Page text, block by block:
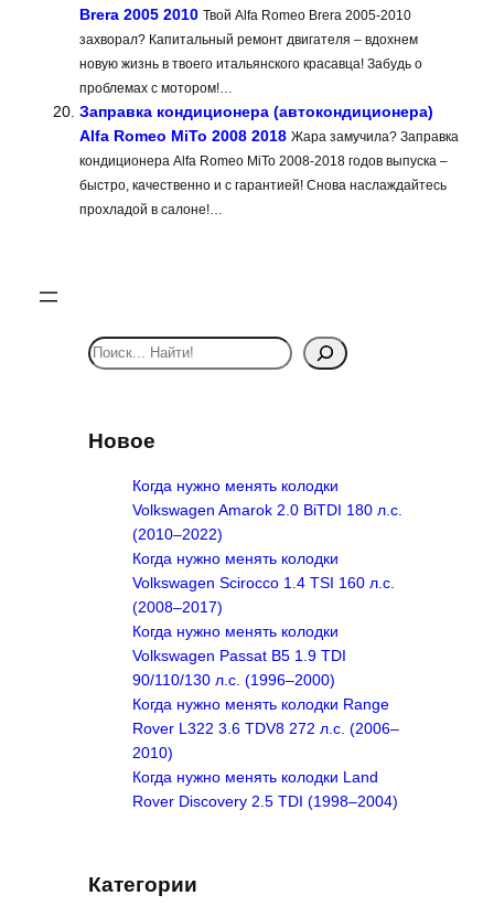
Brera 2005 2010 Твой Alfa Romeo Brera 2005-2010
захворал? Капитальный ремонт двигателя – вдохнем
новую жизнь в твоего итальянского красавца! Забудь о
проблемах с мотором!…
Заправка кондиционера (автокондиционера)
Alfa Romeo MiTo 2008 2018 Жара замучила? Заправка
кондиционера Alfa Romeo MiTo 2008-2018 годов выпуска –
быстро, качественно и с гарантией! Снова наслаждайтесь
прохладой в салоне!…
S
e
c
Новое
Когда нужно менять колодки
Volkswagen Amarok 2.0 BiTDI 180 л.с.
(2010–2022)
Когда нужно менять колодки
Volkswagen Scirocco 1.4 TSI 160 л.с.
(2008–2017)
Когда нужно менять колодки
Volkswagen Passat B5 1.9 TDI
90/110/130 л.с. (1996–2000)
Когда нужно менять колодки Range
Rover L322 3.6 TDV8 272 л.с. (2006–
2010)
Когда нужно менять колодки Land
Rover Discovery 2.5 TDI (1998–2004)
Категории